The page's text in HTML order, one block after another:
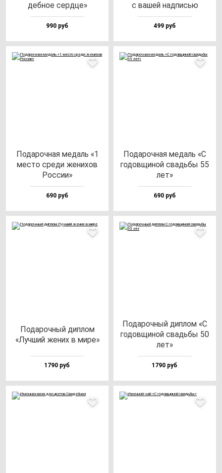
деб­ное сер­дце»
990 руб
с ва­шей над­писью
499 руб
Пода­роч­ная ме­даль «1
мес­то сре­ди же­ни­хов
Рос­сии»
690 руб
Пода­роч­ная ме­даль «С
го­дов­щи­ной свадь­бы 55
лет»
690 руб
Пода­роч­ный дип­лом
«Луч­ший же­них в ми­ре»
1790 руб
Пода­роч­ный дип­лом «С
го­дов­щи­ной свадь­бы 50
лет»
1790 руб